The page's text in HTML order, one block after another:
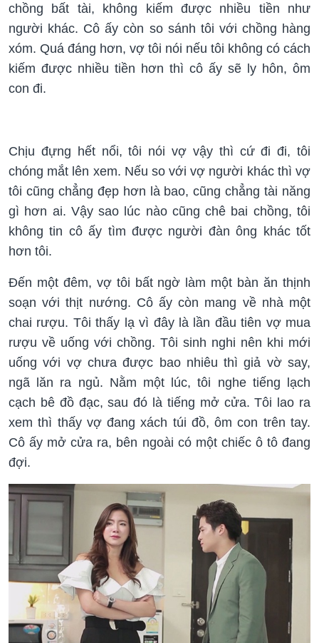
chồng bất tài, không kiếm được nhiều tiền như
người khác. Cô ấy còn so sánh tôi với chồng hàng
xóm. Quá đáng hơn, vợ tôi nói nếu tôi không có cách
kiếm được nhiều tiền hơn thì cô ấy sẽ ly hôn, ôm
con đi.
Chịu đựng hết nổi, tôi nói vợ vậy thì cứ đi đi, tôi
chóng mắt lên xem. Nếu so với vợ người khác thì vợ
tôi cũng chẳng đẹp hơn là bao, cũng chẳng tài năng
gì hơn ai. Vậy sao lúc nào cũng chê bai chồng, tôi
không tin cô ấy tìm được người đàn ông khác tốt
hơn tôi.
Đến một đêm, vợ tôi bất ngờ làm một bàn ăn thịnh
soạn với thịt nướng. Cô ấy còn mang về nhà một
chai rượu. Tôi thấy lạ vì đây là lần đầu tiên vợ mua
rượu về uống với chồng. Tôi sinh nghi nên khi mới
uống với vợ chưa được bao nhiêu thì giả vờ say,
ngã lăn ra ngủ. Nằm một lúc, tôi nghe tiếng lạch
cạch bê đồ đạc, sau đó là tiếng mở cửa. Tôi lao ra
xem thì thấy vợ đang xách túi đồ, ôm con trên tay.
Cô ấy mở cửa ra, bên ngoài có một chiếc ô tô đang
đợi.